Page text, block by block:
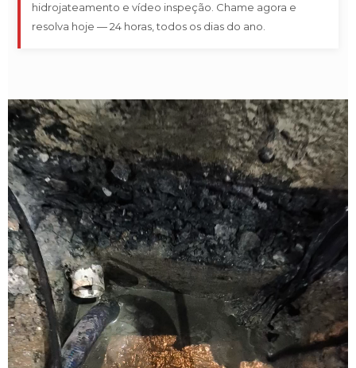
hidrojateamento e vídeo inspeção. Chame agora e
resolva hoje — 24 horas, todos os dias do ano.